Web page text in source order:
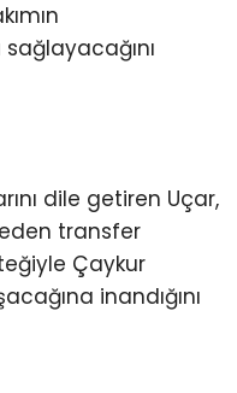
dile getiren Uçar,
transfer
Çaykur
inandığını